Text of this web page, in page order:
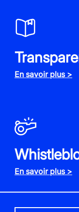
En savoir plus >
En savoir plus >